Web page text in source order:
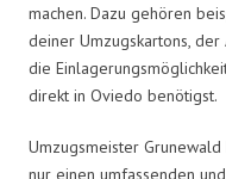
machen. Dazu gehören
deiner Umzugskartons,
die
direkt in Oviedo benötigst.
Umzugsmeister
nur einen umfassenden